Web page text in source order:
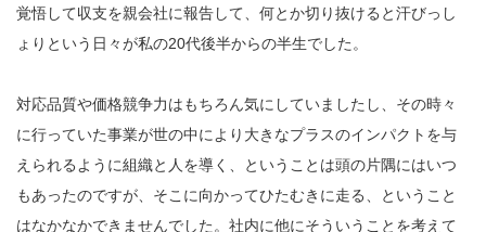
覚悟して収支を親会社に報告して、何とか切り抜けると汗びっし
ょりという日々が私の20代後半からの半生でした。
対応品質や価格競争力はもちろん気にしていましたし、その時々
に行っていた事業が世の中により大きなプラスのインパクトを与
えられるように組織と人を導く、ということは頭の片隅にはいつ
もあったのですが、そこに向かってひたむきに走る、ということ
はなかなかできませんでした。社内に他にそういうことを考えて